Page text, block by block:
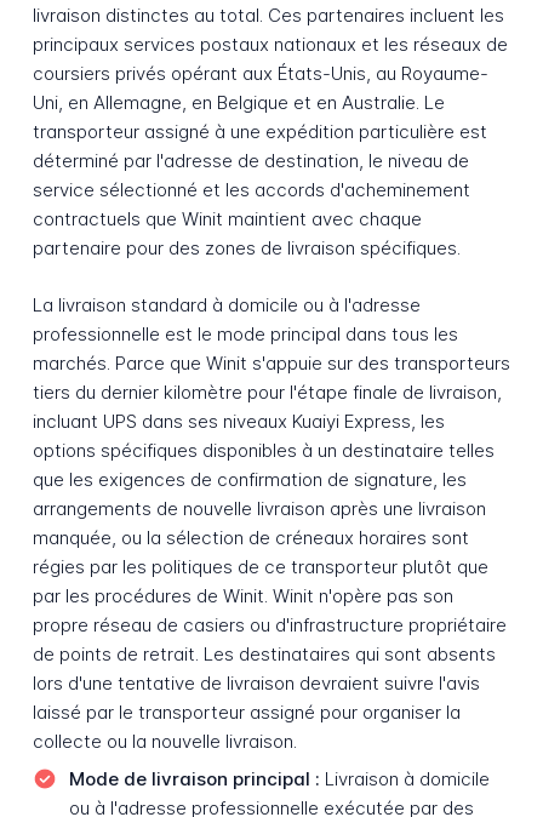
livraison distinctes au total. Ces partenaires incluent les
principaux services postaux nationaux et les réseaux de
coursiers privés opérant aux États-Unis, au Royaume-
Uni, en Allemagne, en Belgique et en Australie. Le
transporteur assigné à une expédition particulière est
déterminé par l'adresse de destination, le niveau de
service sélectionné et les accords d'acheminement
contractuels que Winit maintient avec chaque
partenaire pour des zones de livraison spécifiques.
La livraison standard à domicile ou à l'adresse
professionnelle est le mode principal dans tous les
marchés. Parce que Winit s'appuie sur des transporteurs
tiers du dernier kilomètre pour l'étape finale de livraison,
incluant UPS dans ses niveaux Kuaiyi Express, les
options spécifiques disponibles à un destinataire telles
que les exigences de confirmation de signature, les
arrangements de nouvelle livraison après une livraison
manquée, ou la sélection de créneaux horaires sont
régies par les politiques de ce transporteur plutôt que
par les procédures de Winit. Winit n'opère pas son
propre réseau de casiers ou d'infrastructure propriétaire
de points de retrait. Les destinataires qui sont absents
lors d'une tentative de livraison devraient suivre l'avis
laissé par le transporteur assigné pour organiser la
collecte ou la nouvelle livraison.
Mode de livraison principal : Livraison à domicile
ou à l'adresse professionnelle exécutée par des